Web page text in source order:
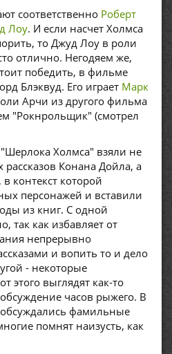
соответственно Роберт
Лоу. И если насчет Холмса
то Джуд Лоу в роли
отлично. Негодяем же,
победить, в фильме
Блэквуд. Его играет Марк
Арчи из другого фильма
"Рокнрольщик" (смотрел
Холмса" взяли не
Конана Дойла, а
контекст которой
персонажей и вставили
из книг. С одной
так как избавляет от
непрерывно
и вопить то и дело
- некоторые
этого выглядят как-то
часов рыжего. В
обсуждались фамильные
помнят наизусть, как